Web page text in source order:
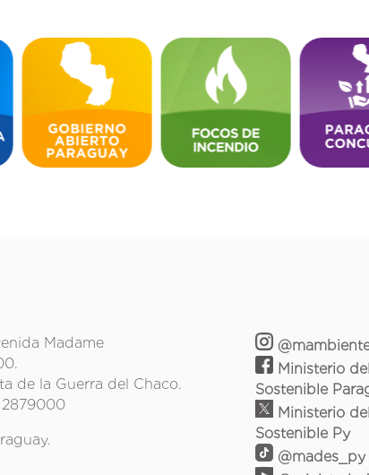
Madame
de la Guerra del Chaco.
2879000
Ministerio
Sostenible
Ministerio
Sostenible Py
@mades_py